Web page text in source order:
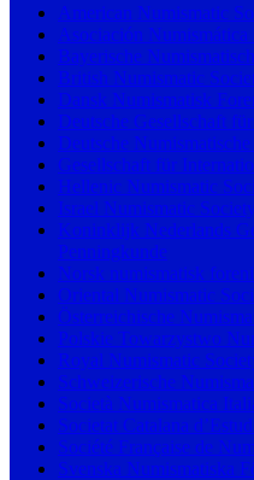
American Numismatic
Asociación Numismática
Bayerische
British Numismatic
Dansk Numismatisk
Deutsche Gesellschaft
Deutsche
Gesellschaft für
Hellenic Numismatic
Israel Numismatic Society
Koninklijk Nederlands
Penningkunde
Norsk numismatisk
Oriental Numismatic
Österreichische
Polskie Towarzystwo
Royal Numismatic
Schweizerische
Società Numismatica
Societat Catalana
Société Française de
Svenska Numismatiska